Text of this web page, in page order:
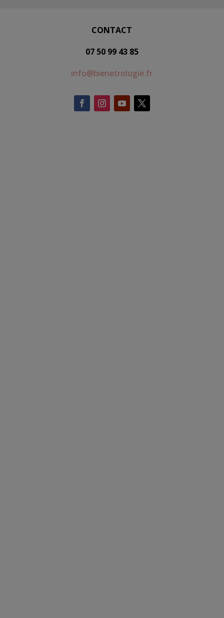
CONTACT
07 50 99 43 85
info@bienetrologie.fr